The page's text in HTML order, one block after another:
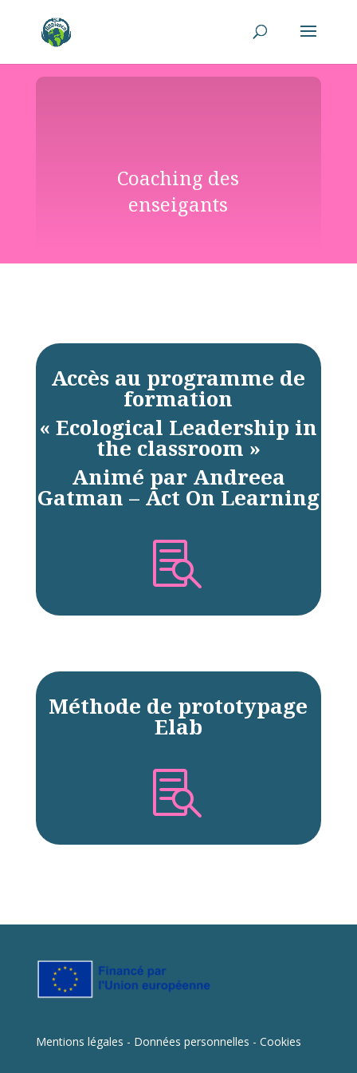
Coaching des
enseigants
Accès au programme de
formation
« Ecological Leadership in
the classroom »
Animé par Andreea
Gatman – Act On Learning

Méthode de prototypage
Elab

Mentions légales - Données personnelles - Cookies